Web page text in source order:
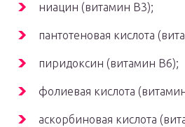
ниацин (витамин В3);
пантотеновая кислота
пиридоксин (витамин В6);
фолиевая кислота
аскорбиновая кислота